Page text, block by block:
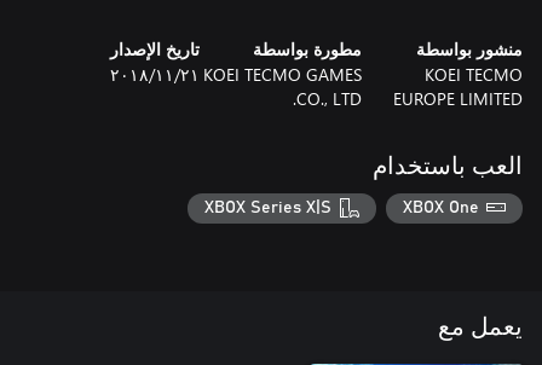
منشور بواسطة
KOEI TECMO
EUROPE LIMITED
مطورة بواسطة
KOEI TECMO GAMES
CO., LTD.
تاريخ الإصدار
٢١‏/١١‏/٢٠١٨
العب باستخدام
XBOX One
XBOX Series X|S
يعمل مع